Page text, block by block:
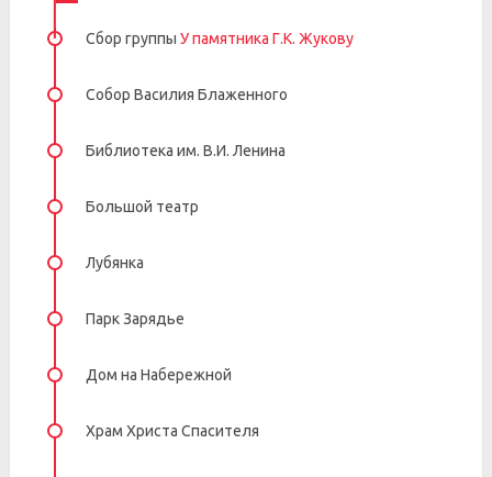
Сбор группы У памятника Г.К. Жукову
Собор Василия Блаженного
Библиотека им. В.И. Ленина
Большой театр
Лубянка
Парк Зарядье
Дом на Набережной
Храм Христа Спасителя